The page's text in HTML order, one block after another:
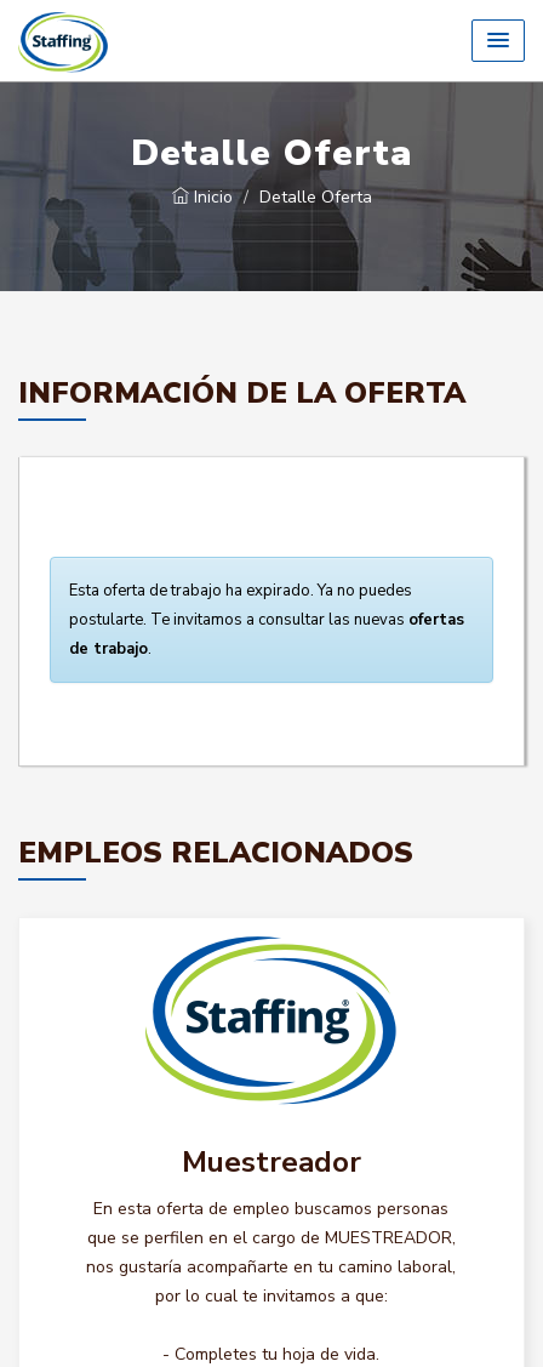
Detalle Oferta
Inicio Detalle Oferta
INFORMACIÓN DE LA OFERTA
Esta oferta de trabajo ha expirado. Ya no puedes
postularte. Te invitamos a consultar las nuevas ofertas
de trabajo.
EMPLEOS RELACIONADOS
Muestreador
En esta oferta de empleo buscamos personas
que se perfilen en el cargo de MUESTREADOR,
nos gustaría acompañarte en tu camino laboral,
por lo cual te invitamos a que:
- Completes tu hoja de vida.